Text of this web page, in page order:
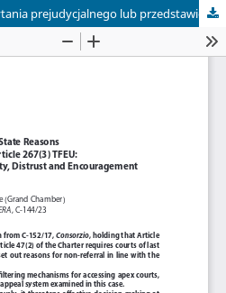
Obowiązek skierowania pytania prejudycjalnego lub przedstawienia uzasadnienia jego nieskierowania na podstawie art. 267 ust. 3 TFUE – między ideałem a rzeczywistością, nieufnością a zachętą